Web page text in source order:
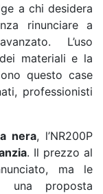
a chi desidera
rinunciare a
L’uso
materiali e la
questo case
professionisti
nera, l’NR200P
. Il prezzo al
ma le
una proposta